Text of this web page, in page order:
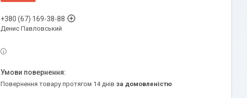
+380 (67) 169-38-88
Денис Павловський
повернення товару протягом 14 днів за домовленістю